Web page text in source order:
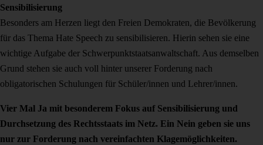
Sensibilisierung
Besonders am Herzen liegt den Freien Demokraten, die Bevölkerung
für das Thema Hate Speech zu sensibilisieren. Hierin sehen sie eine
wichtige Aufgabe der Schwerpunktstaatsanwaltschaft. Aus demselben
Grund stehen sie auch voll hinter unserer Forderung nach
obligatorischen Schulungen für Schüler/innen und Lehrer/innen.
Vier Mal Ja mit besonderem Fokus auf Sensibilisierung und
Durchsetzung des Rechtsstaats im Netz. Ein Nein geben sie uns
nur zur Forderung nach vereinfachten Klagemöglichkeiten.